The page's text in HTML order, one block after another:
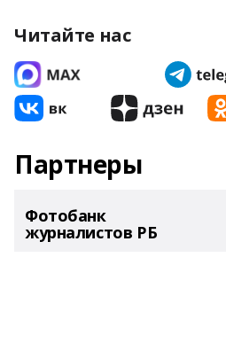
Читайте нас
Партнеры
Фотобанк
журналистов РБ